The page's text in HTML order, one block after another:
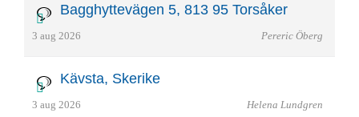
Bagghyttevägen 5, 813 95 Torsåker
3 aug 2026 Pereric Öberg
Kävsta, Skerike
3 aug 2026 Helena Lundgren